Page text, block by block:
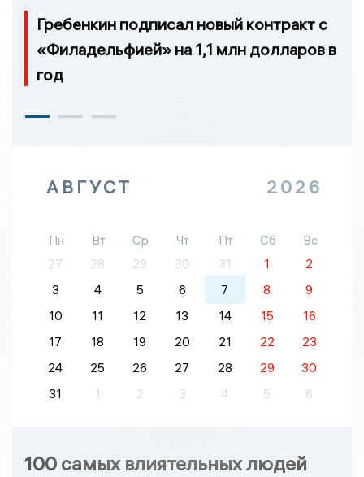
Гребенкин подписал новый контракт с
«Филадельфией» на 1,1 млн долларов в
год
АВГУСТ 2026
Пн Вт Ср Чт Пт Сб
Вс
27
28 29 30 31 1
2
3
4 5 6 7 8
9
10
11 12 13 14 15
16
17
18 19 20 21 22
23
24
25 26 27 28 29
30
31
1 2 3 4 5 6
100 самых влиятельных людей